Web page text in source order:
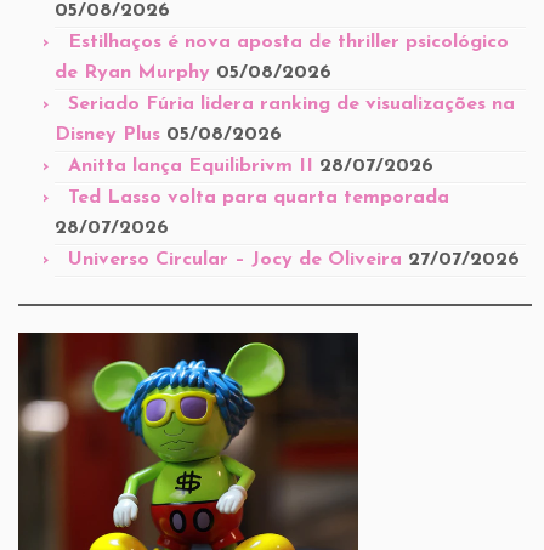
05/08/2026
Estilhaços é nova aposta de thriller psicológico
de Ryan Murphy 05/08/2026
Seriado Fúria lidera ranking de visualizações na
Disney Plus 05/08/2026
Anitta lança Equilibrivm II 28/07/2026
Ted Lasso volta para quarta temporada
28/07/2026
Universo Circular – Jocy de Oliveira 27/07/2026